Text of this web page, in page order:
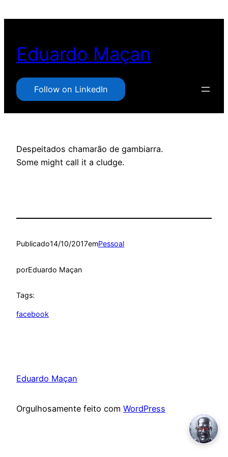
conteúdo
Eduardo Maçan
Follow on LinkedIn
Despeitados chamarão de gambiarra.
Some might call it a cludge.
Publicado14/10/2017emPessoal
porEduardo Maçan
Tags:
facebook
Eduardo Maçan
Orgulhosamente feito com WordPress